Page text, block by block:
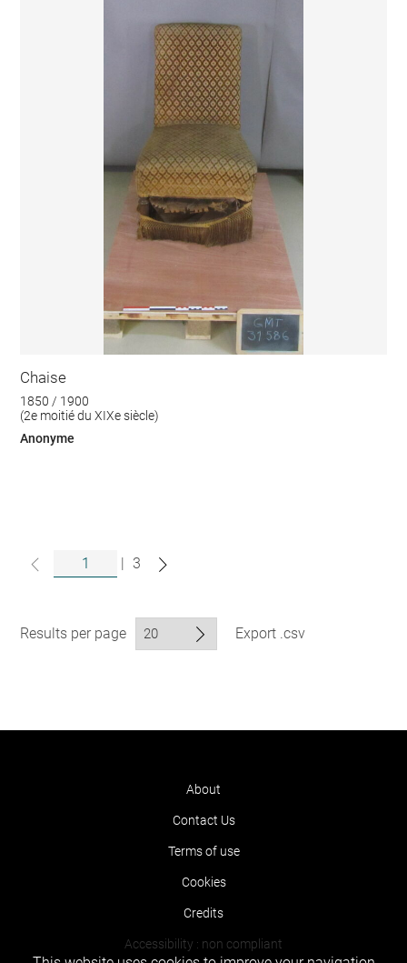
Chaise
1850 / 1900
(2e moitié du XIXe siècle)
Anonyme
3
Results per page Export .csv
About
Contact Us
Terms of use
Cookies
Credits
Accessibility : non compliant